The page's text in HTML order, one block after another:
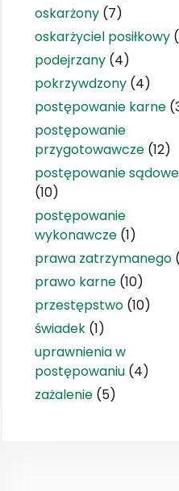
oskarżony (7)
oskarżyciel posiłkowy
podejrzany (4)
pokrzywdzony (4)
postępowanie karne
postępowanie
przygotowawcze (12)
postępowanie sądowe
(10)
postępowanie
wykonawcze (1)
prawa zatrzymanego
prawo karne (10)
przestępstwo (10)
świadek (1)
uprawnienia w
postępowaniu (4)
zażalenie (5)